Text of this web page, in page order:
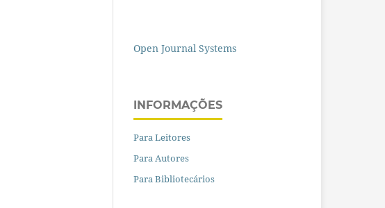
Open Journal Systems
INFORMAÇÕES
Para Leitores
Para Autores
Para Bibliotecários